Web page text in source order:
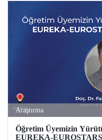
Araştırma
Öğretim Üyemizin
EUREKA-EUROSTARS